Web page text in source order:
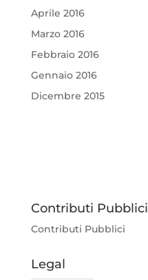
Aprile 2016
Marzo 2016
Febbraio 2016
Gennaio 2016
Dicembre 2015
Contributi Pubblici
Contributi Pubblici
Legal